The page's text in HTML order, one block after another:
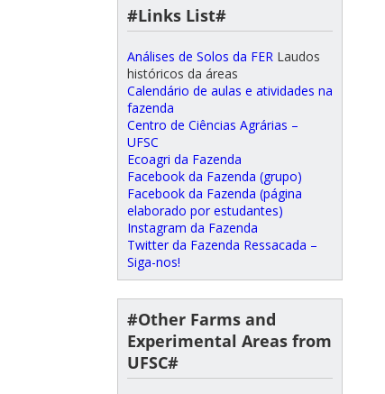
#Links List#
Análises de Solos da FER Laudos
históricos da áreas
Calendário de aulas e atividades na
fazenda
Centro de Ciências Agrárias –
UFSC
Ecoagri da Fazenda
Facebook da Fazenda (grupo)
Facebook da Fazenda (página
elaborado por estudantes)
Instagram da Fazenda
Twitter da Fazenda Ressacada –
Siga-nos!
#Other Farms and
Experimental Areas from
UFSC#